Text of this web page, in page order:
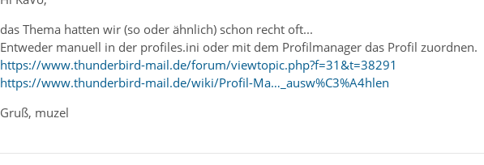
das Thema hatten wir (so oder ähnlich) schon recht oft...
Entweder manuell in der profiles.ini oder mit dem Profilmanager das Profil zuordnen.
https://www.thunderbird-mail.de/forum/viewtopic.php?f=31&t=38291
https://www.thunderbird-mail.de/wiki/Profil-Ma…_ausw%C3%A4hlen
Gruß, muzel